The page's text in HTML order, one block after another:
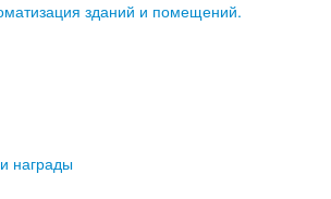
зданий и помещений.
награды